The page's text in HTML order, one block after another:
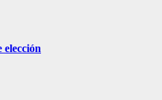
elección